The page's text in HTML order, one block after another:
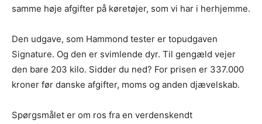
samme høje afgifter på køretøjer, som vi har i herhjemme.
Den udgave, som Hammond tester er topudgaven
Signature. Og den er svimlende dyr. Til gengæld vejer
den bare 203 kilo. Sidder du ned? For prisen er 337.000
kroner før danske afgifter, moms og anden djævelskab.
Spørgsmålet er om ros fra en verdenskendt